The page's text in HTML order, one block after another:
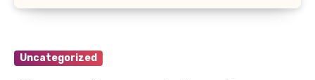
Uncategorized